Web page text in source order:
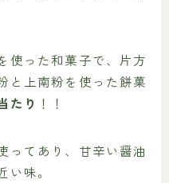
使った和菓子で、片方
と上南粉を使った餅菓
たり ！！
ってあり、甘辛い醤油
味。